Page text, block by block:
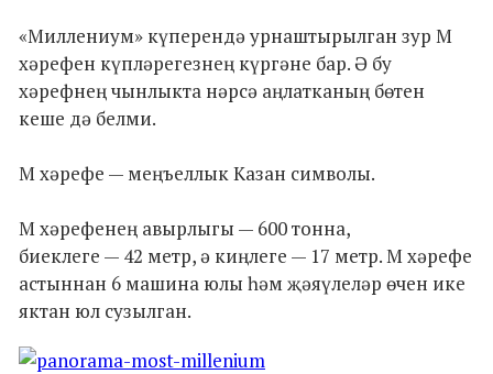
«Миллениум» күперендә урнаштырылган зур М
хәрефен күпләрегезнең күргәне бар. Ә бу
хәрефнең чынлыкта нәрсә аңлатканың бөтен
кеше дә белми.
М хәрефе — меңъеллык Казан символы.
М хәрефенең авырлыгы — 600 тонна,
биеклеге — 42 метр, ә киңлеге — 17 метр. М хәрефе
астыннан 6 машина юлы һәм җәяүлеләр өчен ике
яктан юл сузылган.